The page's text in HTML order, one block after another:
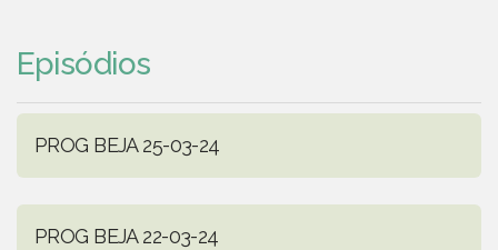
Episódios
PROG BEJA 25-03-24
PROG BEJA 22-03-24